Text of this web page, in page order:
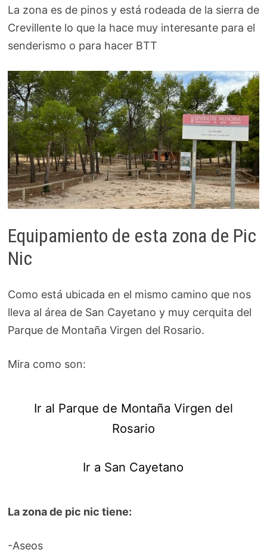
La zona es de pinos y está rodeada de la sierra de
Crevillente lo que la hace muy interesante para el
senderismo o para hacer BTT
Equipamiento de esta zona de Pic
Nic
Como está ubicada en el mismo camino que nos
lleva al área de San Cayetano y muy cerquita del
Parque de Montaña Virgen del Rosario.
Mira como son:
Ir al Parque de Montaña Virgen del
Rosario
Ir a San Cayetano
La zona de pic nic tiene:
-Aseos